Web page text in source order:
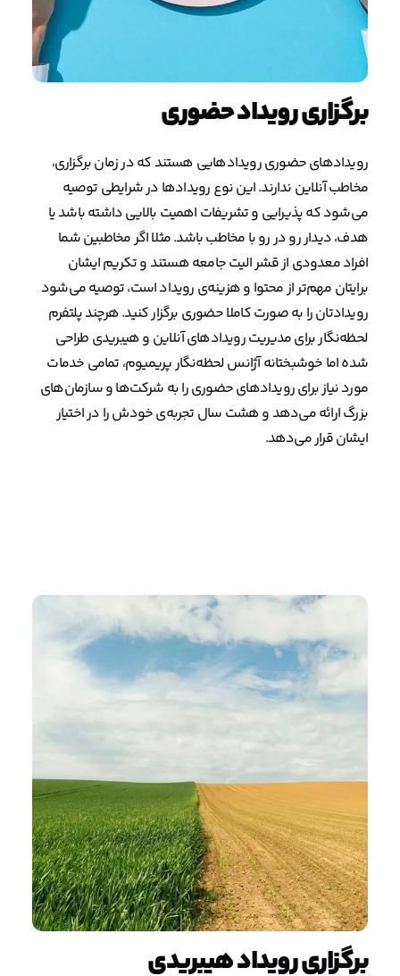
برگزاری رویداد حضوری
رویدادهای حضوری رویدادهایی هستند که در زمان برگزاری،
مخاطب آنلاین ندارند. این نوع رویدادها در شرایطی توصیه
می‌شود که پذیرایی و تشریفات اهمیت بالایی داشته باشد یا
هدف، دیدار رو در رو با مخاطب باشد. مثلا اگر مخاطبین شما
افراد معدودی از قشر الیت جامعه هستند و تکریم ایشان
برایتان مهم‌تر از محتوا و هزینه‌ی رویداد است، توصیه می‌شود
رویدادتان را به صورت کاملا حضوری برگزار کنید. هرچند پلتفرم
لحظه‌نگار برای مدیریت رویدادهای آنلاین و هیبریدی طراحی
شده اما خوشبختانه آژانس لحظه‌نگار پریمیوم، تمامی خدمات
مورد نیاز برای رویدادهای حضوری را به شرکت‌ها و سازمان‌های
بزرگ ارائه می‌دهد و هشت سال تجربه‌ی خودش را در اختیار
ایشان قرار می‌دهد.
برگزاری رویداد هیبریدی